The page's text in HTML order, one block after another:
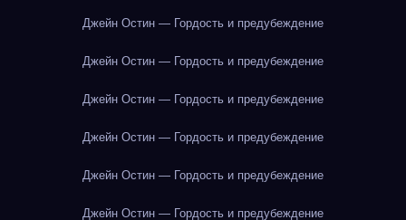
Джейн Остин — Гордость и предубеждение
Джейн Остин — Гордость и предубеждение
Джейн Остин — Гордость и предубеждение
Джейн Остин — Гордость и предубеждение
Джейн Остин — Гордость и предубеждение
Джейн Остин — Гордость и предубеждение